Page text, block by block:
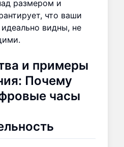
размером и
что ваши
видны, не
и примеры
Почему
часы